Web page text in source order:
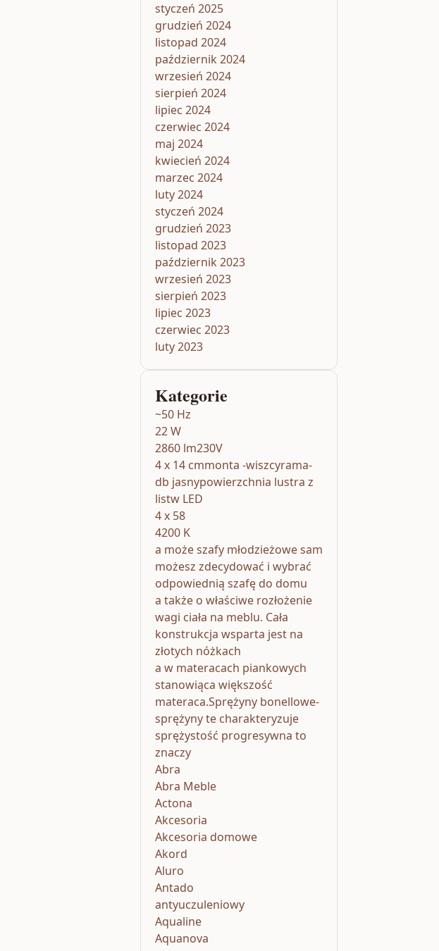
styczeń 2025
grudzień 2024
listopad 2024
październik 2024
wrzesień 2024
sierpień 2024
lipiec 2024
czerwiec 2024
maj 2024
kwiecień 2024
marzec 2024
luty 2024
styczeń 2024
grudzień 2023
listopad 2023
październik 2023
wrzesień 2023
sierpień 2023
lipiec 2023
czerwiec 2023
luty 2023
Kategorie
~50 Hz
22 W
2860 lm230V
4 x 14 cmmonta -wiszcyrama-
db jasnypowierzchnia lustra z
listw LED
4 x 58
4200 K
a może szafy młodzieżowe sam
możesz zdecydować i wybrać
odpowiednią szafę do domu
a także o właściwe rozłożenie
wagi ciała na meblu. Cała
konstrukcja wsparta jest na
złotych nóżkach
a w materacach piankowych
stanowiąca większość
materaca.Sprężyny bonellowe-
sprężyny te charakteryzuje
sprężystość progresywna to
znaczy
Abra
Abra Meble
Actona
Akcesoria
Akcesoria domowe
Akord
Aluro
Antado
antyuczuleniowy
Aqualine
Aquanova